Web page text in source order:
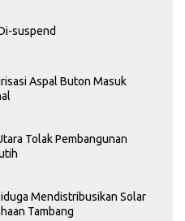
suspend
Aspal Buton Masuk
Tolak Pembangunan
Mendistribusikan Solar
Tambang